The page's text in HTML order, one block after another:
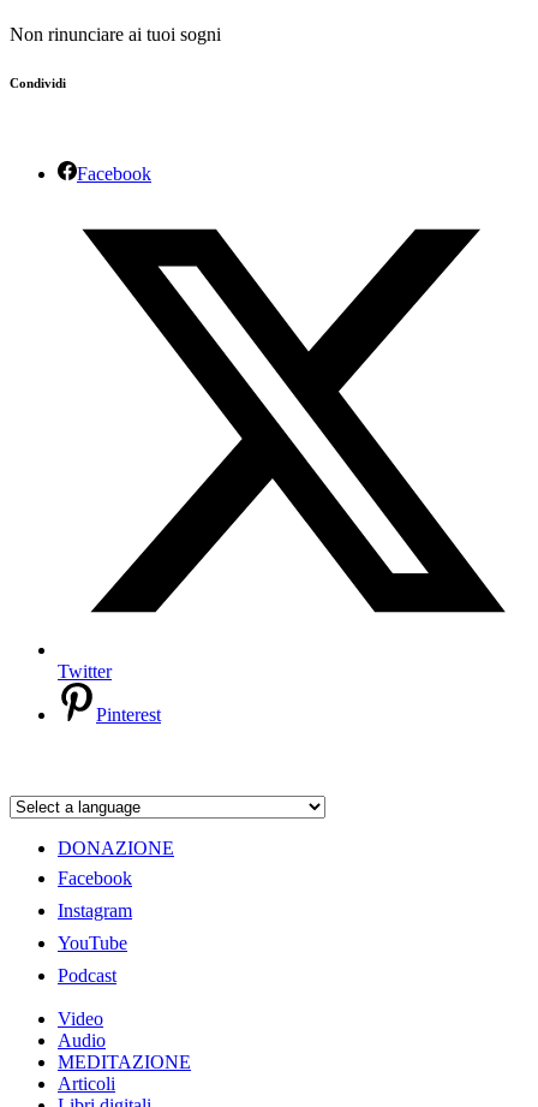
Non rinunciare ai tuoi sogni
Condividi
Facebook
Twitter
Pinterest
DONAZIONE
Facebook
Instagram
YouTube
Podcast
Video
Audio
MEDITAZIONE
Articoli